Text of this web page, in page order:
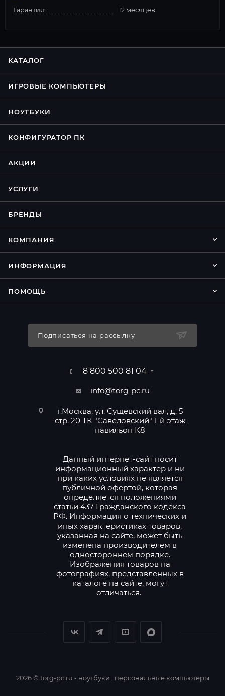
Гарантия: 12 месяцев
КАТАЛОГ
ИГРОВЫЕ КОМПЬЮТЕРЫ
НОУТБУКИ
КОНФИГУРАТОР ПК
АКЦИИ
УСЛУГИ
БРЕНДЫ
КОМПАНИЯ
ИНФОРМАЦИЯ
ПОМОЩЬ
Подписаться на рассылку
8 800 500 81 04
info@torg-pc.ru
г.Москва, ул. Сущевский вал, д. 5
стр. 20 ТК "Савеловский" 1-й этаж
павильон К8
Данный интернет-сайт носит
информационный характер и ни
при каких условиях не является
публичной офертой, которая
определяется положениями
статьи 437 Гражданского кодекса
РФ. Информация о технических и
иных характеристиках товаров,
указанная на сайте, может быть
изменена производителем в
одностороннем порядке.
Изображения товаров на
фотографиях, представленных в
каталоге на сайте, могут
отличаться.
2026 © torg-pc.ru - ноутбуки , персональные компьютеры